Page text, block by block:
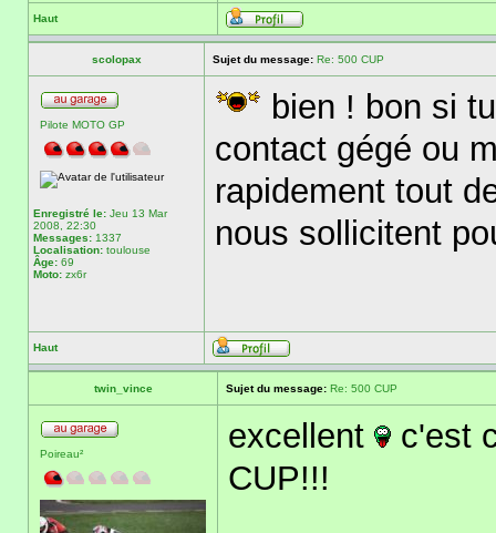
Haut
scolopax Sujet du message: Re: 500 CUP
Pilote MOTO GP
Enregistré le: Jeu 13 Mar
2008, 22:30
Messages: 1337
Localisation: toulouse
Âge: 69
Moto: zx6r
bien ! bon si
contact gégé ou
rapidement tout
nous sollicitent
Haut
twin_vince Sujet du message: Re: 500 CUP
Poireau² excellent
c'est
CUP!!!